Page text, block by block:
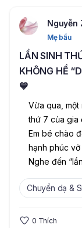
Nguyễn
Mẹ bầu
LẦN SINH
KHÔNG HỀ
💙
Vừa qua,
thứ 7 của gia
Em bé chào
hạnh phúc
Nghe đến “lần
Chuyển dạ &
0 Thích